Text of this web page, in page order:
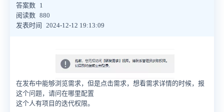
答案数 1
阅读数 880
发表时间
2024-12-12 19:13:09
在发布中能够浏览需求，但是点击需求，想看需求详情的时候，报
这个问题，请问在哪里配置
这个人有项目的迭代权限。